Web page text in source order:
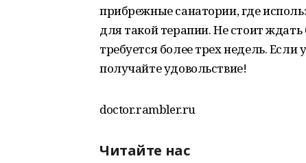
прибрежные санатории, где
для такой терапии. Не стоит
требуется более трех недель. Если
получайте удовольствие!
doctor.rambler.ru
Читайте нас